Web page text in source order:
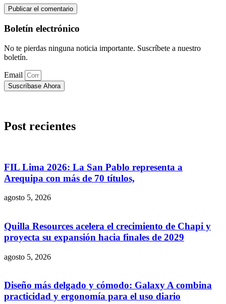
Boletín electrónico
No te pierdas ninguna noticia importante. Suscríbete a nuestro
boletín.
Email
Suscríbase Ahora
Post recientes
FIL Lima 2026: La San Pablo representa a
Arequipa con más de 70 títulos,
agosto 5, 2026
Quilla Resources acelera el crecimiento de Chapi y
proyecta su expansión hacia finales de 2029
agosto 5, 2026
Diseño más delgado y cómodo: Galaxy A combina
practicidad y ergonomía para el uso diario